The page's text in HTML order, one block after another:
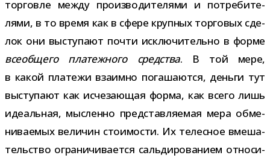
тор­говле между про­из­во­ди­те­лями и потре­би­те­
лями, в то время как в сфере круп­ных тор­го­вых сде­
лок они высту­пают почти исклю­чи­тельно в форме
все­об­щего пла­теж­ного сред­ства. В той мере,
в какой пла­тежи вза­имно пога­ша­ются, деньги тут
высту­пают как исче­за­ю­щая форма, как всего лишь
иде­аль­ная, мыс­ленно пред­став­ля­е­мая мера обме­
ни­ва­е­мых вели­чин сто­и­мо­сти. Их телес­ное вме­ша­
тель­ство огра­ни­чи­ва­ется саль­ди­ро­ва­нием отно­си­